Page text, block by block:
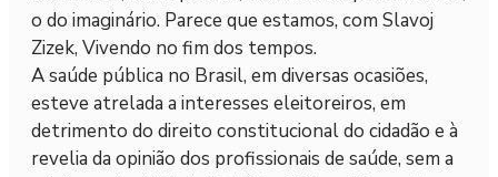
o do imaginário. Parece que estamos, com Slavoj
Zizek, Vivendo no fim dos tempos.
A saúde pública no Brasil, em diversas ocasiões,
esteve atrelada a interesses eleitoreiros, em
detrimento do direito constitucional do cidadão e à
revelia da opinião dos profissionais de saúde, sem a